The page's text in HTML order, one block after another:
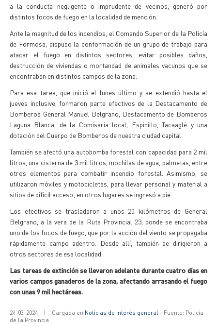
a la conducta negligente o imprudente de vecinos, generó por
distintos focos de fuego en la localidad de mención.
Ante la magnitud de los incendios, el Comando Superior de la Policía
de Formosa, dispuso la conformación de un grupo de trabajo para
atacar el fuego en distintos sectores, evitar posibles daños,
destrucción de viviendas o mortandad de animales vacunos que se
encontraban en distintos campos de la zona.
Para esa tarea, que inició el lunes último y se extendió hasta el
jueves inclusive, formaron parte efectivos de la Destacamento de
Bomberos General Manuel Belgrano, Destacamento de Bomberos
Laguna Blanca, de la Comisaría local, Espinillo, Tacaaglé y una
dotación del Cuerpo de Bomberos de nuestra ciudad capital.
También se afectó una autobomba forestal con capacidad para 2 mil
litros, una cisterna de 3 mil litros, mochilas de agua, palmetas, entre
otros elementos para combatir incendio forestal. Asimismo, se
utilizaron móviles y motocicletas, para llevar personal y material a
sitios de difícil acceso; en otros lugares se ingresó a pie.
Los efectivos se trasladaron a unos 20 kilómetros de General
Belgrano, a la vera de la Ruta Provincial 23, donde se encontraba
uno de los focos de fuego, que por la acción del viento se propagaba
rápidamente campo adentro. Desde allí, también se dirigieron a
otros sectores de esa localidad.
Las tareas de extinción se llevaron adelante durante cuatro días en
varios campos ganaderos de la zona, afectando arrasando el fuego
con unas 9 mil hectáreas.
24-03-2024 | Cargada en Noticias de interés general - Fuente: Policía
de la Provincia